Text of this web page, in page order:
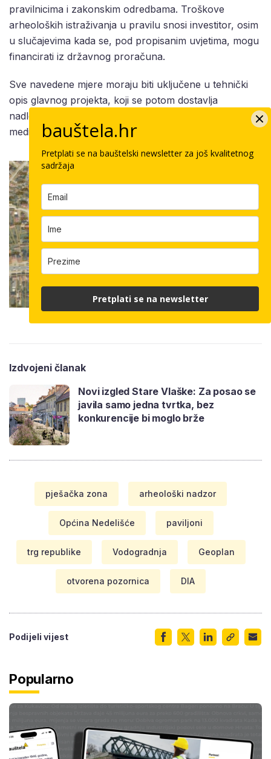
pravilnicima i zakonskim odredbama. Troškove
arheoloških istraživanja u pravilu snosi investitor, osim
u slučajevima kada se, pod propisanim uvjetima, mogu
financirati iz državnog proračuna.
Sve navedene mjere moraju biti uključene u tehnički
opis glavnog projekta, koji se potom dostavlja
nadležnoj konzervatorskoj službi Ministarstva kulture i
medija radi izdavanja potrebne potvrde.
Izdvojeni članak
Novi izgled Stare Vlaške: Za posao se
javila samo jedna tvrtka, bez
konkurencije bi moglo brže
pješačka zona arheološki nadzor
Općina Nedelišće paviljoni
trg republike Vodogradnja Geoplan
otvorena pozornica DIA
Podijeli vijest
Popularno
bauštela.hr
Pretplati se na bauštelski newsletter za još kvalitetnog
sadržaja
Pretplati se na newsletter